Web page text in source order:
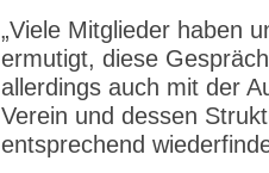
„Viele Mitglieder haben
ermutigt, diese
allerdings auch mit der
Verein und dessen
entsprechend